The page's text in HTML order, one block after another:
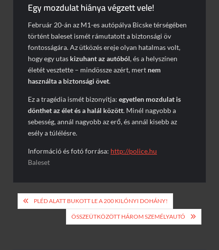
kisteherautó
Burkolatjelfestési munkák kezdődnek
Toto ismét lecsapott az M1-esen
Döbbenetes manőver az M3-ason
Nem ússzuk meg baleset nélkül a mai napot sem
Egy mozdulat hiánya végzett vele!
Február 20-án az M1-es autópálya Bicske térségében
történt baleset ismét rámutatott a biztonsági öv
fontosságára. Az ütközés ereje olyan hatalmas volt,
hogy egy utas kizuhant az autóból, és a helyszínen
életét vesztette – mindössze azért, mert nem
használta a biztonsági övet.
Ez a tragédia ismét bizonyítja:egyetlen mozdulat is
dönthet az élet és a halál között. Minél nagyobb a
sebesség, annál nagyobb az erő, és annál kisebb az
esély a túlélésre.
Információ és fotó forrása: http://police.hu
Baleset
Bejegyzés
navigáció
PLÉD ALATT BUKOTT LE A 200 KILÓNYI DOHÁNY!
ÖSSZEÜTKÖZÖTT HÁROM SZEMÉLYAUTÓ